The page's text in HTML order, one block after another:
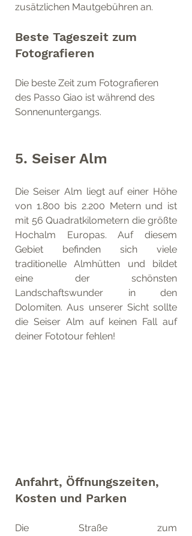
zusätzlichen Mautgebühren an.
Beste Tageszeit zum
Fotografieren
Die beste Zeit zum Fotografieren
des Passo Giao ist während des
Sonnenuntergangs.
5. Seiser Alm
Die Seiser Alm liegt auf einer Höhe
von 1.800 bis 2.200 Metern und ist
mit 56 Quadratkilometern die größte
Hochalm Europas. Auf diesem
Gebiet befinden sich viele
traditionelle Almhütten und bildet
eine der schönsten
Landschaftswunder in den
Dolomiten. Aus unserer Sicht sollte
die Seiser Alm auf keinen Fall auf
deiner Fototour fehlen!
Anfahrt, Öffnungszeiten,
Kosten und Parken
Die Straße zum